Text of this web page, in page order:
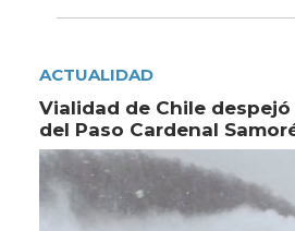
ACTUALIDAD
Vialidad de Chile
del Paso Cardenal